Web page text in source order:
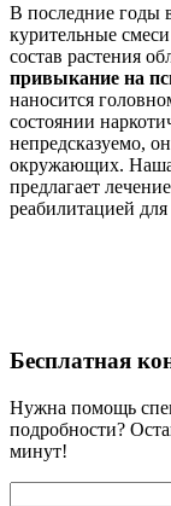
В последние годы
курительные
состав растения
привыкание на
наносится
состоянии
непредсказуемо,
окружающих. Наша
предлагает
реабилитацией
Бесплатная
Нужна помощь
подробности?
минут!